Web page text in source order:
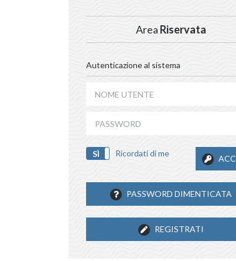
Area Riservata
Autenticazione al sistema
SÌ NO
Ricordati di me
PASSWORD DIMENTICATA
REGISTRATI